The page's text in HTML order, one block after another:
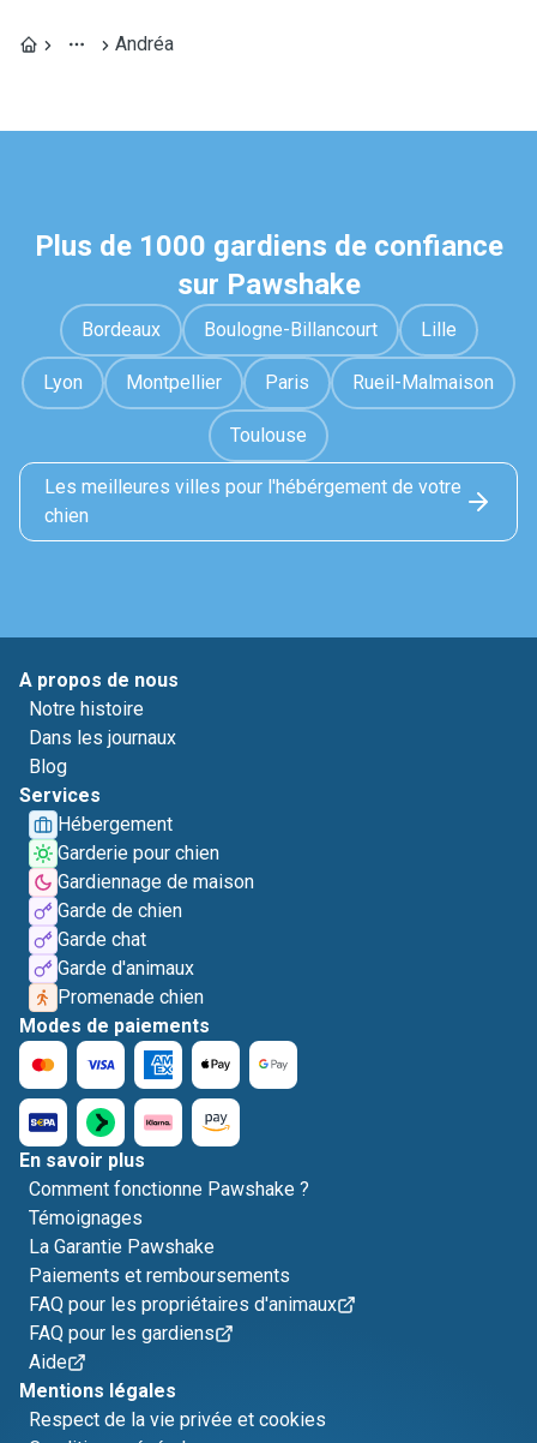
Andréa
Plus de 1000 gardiens de confiance
sur Pawshake
Bordeaux Boulogne-Billancourt Lille
Lyon Montpellier Paris Rueil-Malmaison
Toulouse
Les meilleures villes pour l'hébérgement de votre
chien
A propos de nous
Notre histoire
Dans les journaux
Blog
Services
Hébergement
Garderie pour chien
Gardiennage de maison
Garde de chien
Garde chat
Garde d'animaux
Promenade chien
Modes de paiements
En savoir plus
Comment fonctionne Pawshake ?
Témoignages
La Garantie Pawshake
Paiements et remboursements
FAQ pour les propriétaires d'animaux
FAQ pour les gardiens
Aide
Mentions légales
Respect de la vie privée et cookies